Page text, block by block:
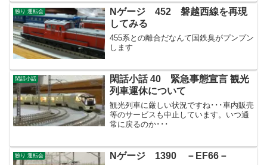
独り 運転会
Nゲージ 452 磐越西線を再現
してみる
455系との離合だなんて国鉄臭がプンプン
します
閑話小話
閑話小話 40 緊急事態宣言 観光
列車運休について
観光列車に厳しい状況ですね･･･車内販売
等のサービスも中止しています。いつ通
常に戻るのか･･･
独り 運転会 Nゲージ 1390 －EF66－